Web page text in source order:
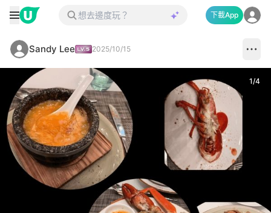
下載App
Sandy Lee 2025/10/15
1/4